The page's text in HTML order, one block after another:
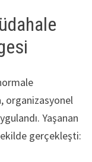
organizasyonel
Yaşanan
gerçekleşti: